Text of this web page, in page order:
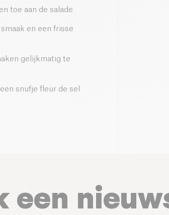
toe aan de salade.
en een frisse
gelijkmatig te
snufje fleur de sel
een